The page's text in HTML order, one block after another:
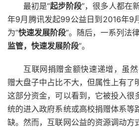
最初是“起步阶段”，很多人都在
年9月腾讯发起99公益日到2016年9
为“快速发展阶段”。随后，一系列法
监管，快速发展阶段”。
互联网捐赠金额快速递增，虽
赠大盘子中占比不大，但属性上有了
这部分资金，可以看到，它被投入很
统的进入政府系统或高校捐赠体系等
缺。然而，互联网公益的资源调动方